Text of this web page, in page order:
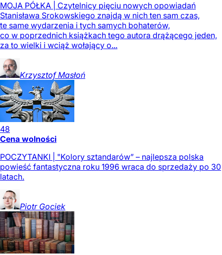
MOJA PÓŁKA | Czytelnicy pięciu nowych opowiadań
Stanisława Srokowskiego znajdą w nich ten sam czas,
te same wydarzenia i tych samych bohaterów,
co w poprzednich książkach tego autora drążącego jeden,
za to wielki i wciąż wołający o...
Krzysztof Masłoń
48
Cena wolności
POCZYTANKI | "Kolory sztandarów” – najlepsza polska
powieść fantastyczna roku 1996 wraca do sprzedaży po 30
latach.
Piotr Gociek